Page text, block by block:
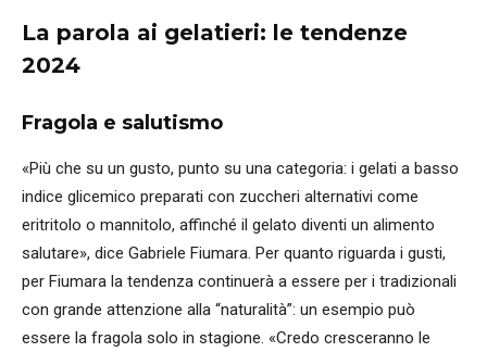
La parola ai gelatieri: le tendenze
2024
Fragola e salutismo
«Più che su un gusto, punto su una categoria: i gelati a basso
indice glicemico preparati con zuccheri alternativi come
eritritolo o mannitolo, affinché il gelato diventi un alimento
salutare», dice Gabriele Fiumara. Per quanto riguarda i gusti,
per Fiumara la tendenza continuerà a essere per i tradizionali
con grande attenzione alla “naturalità”: un esempio può
essere la fragola solo in stagione. «Credo cresceranno le